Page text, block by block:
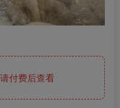
付费后查看